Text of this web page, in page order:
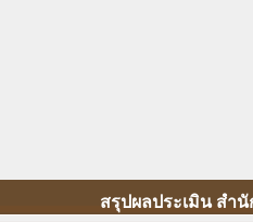
สรุปผลประเมิน สำ